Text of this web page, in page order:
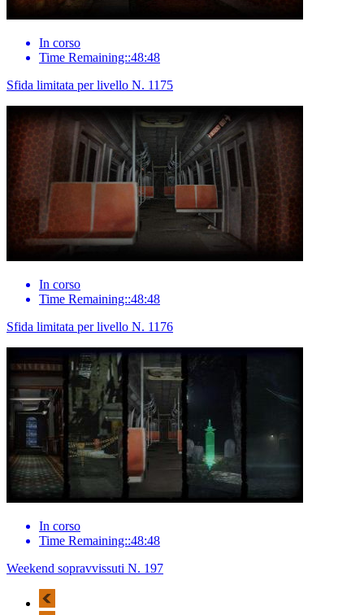
In corso
Time Remaining::48:48
Sfida limitata per livello N. 1175
In corso
Time Remaining::48:48
Sfida limitata per livello N. 1176
In corso
Time Remaining::48:48
Weekend sopravvissuti N. 197